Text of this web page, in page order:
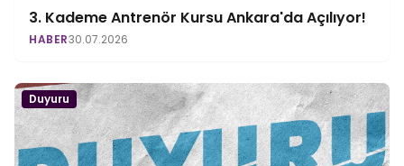
3. Kademe Antrenör Kursu Ankara'da Açılıyor!
HABER30.07.2026
Duyuru